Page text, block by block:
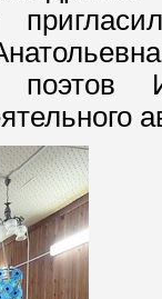
поэтов